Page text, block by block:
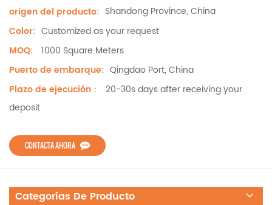
origen del producto: Shandong Province, China
Color: Customized as your request
MOQ:
1000 Square Meters
Puerto de embarque: Qingdao Port, China
Plazo de ejecución：
20-30s days after receiving your
deposit
CONTACTA AHORA
Categorías De Producto